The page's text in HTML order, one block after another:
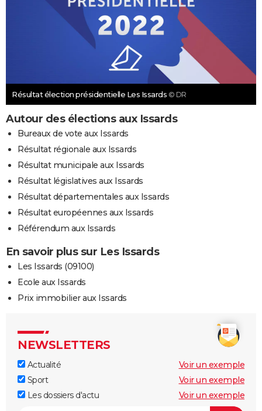
Résultat élection présidentielle Les Issards © DR
Autour des élections aux Issards
Bureaux de vote aux Issards
Résultat régionale aux Issards
Résultat municipale aux Issards
Résultat législatives aux Issards
Résultat départementales aux Issards
Résultat européennes aux Issards
Référendum aux Issards
En savoir plus sur Les Issards
Les Issards (09100)
Ecole aux Issards
Prix immobilier aux Issards
NEWSLETTERS
Actualité
Voir un exemple
Sport
Voir un exemple
Les dossiers d'actu
Voir un exemple